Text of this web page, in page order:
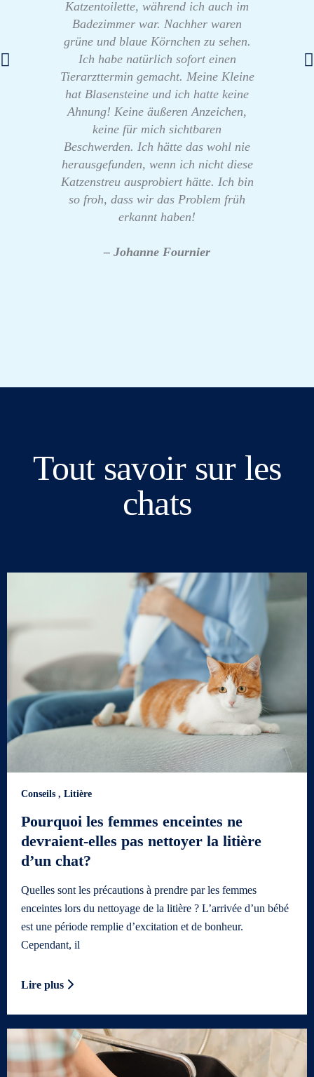
Katzentoilette, während ich auch im
Badezimmer war. Nachher waren
grüne und blaue Körnchen zu sehen.
Ich habe natürlich sofort einen
Tierarzttermin gemacht. Meine Kleine
hat Blasensteine und ich hatte keine
Ahnung! Keine äußeren Anzeichen,
keine für mich sichtbaren
Beschwerden. Ich hätte das wohl nie
herausgefunden, wenn ich nicht diese
Katzenstreu ausprobiert hätte. Ich bin
so froh, dass wir das Problem früh
erkannt haben!
– Johanne Fournier
Tout savoir sur les
chats
Conseils , Litière
Pourquoi les femmes enceintes ne
devraient-elles pas nettoyer la litière
d’un chat?
Quelles sont les précautions à prendre par les femmes
enceintes lors du nettoyage de la litière ? L’arrivée d’un bébé
est une période remplie d’excitation et de bonheur.
Cependant, il
Lire plus